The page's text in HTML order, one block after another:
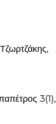
3(1),